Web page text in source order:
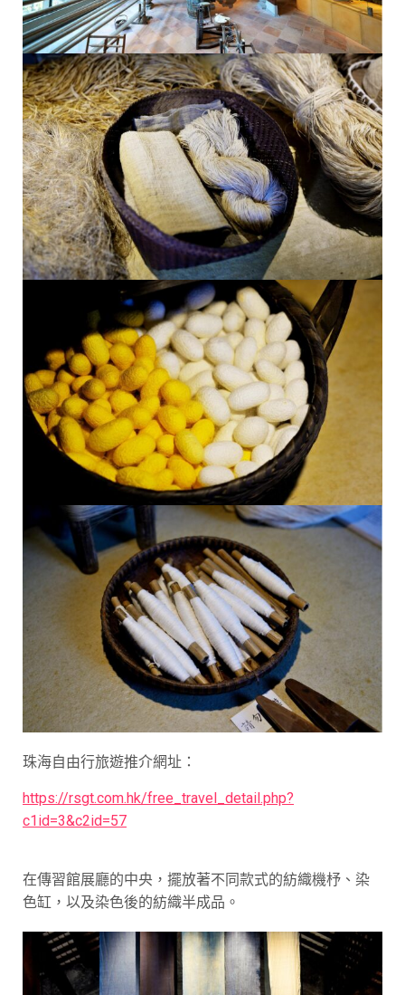
珠海自由行旅遊推介網址：
https://rsgt.com.hk/free_travel_detail.php?
c1id=3&c2id=57
在傳習館展廳的中央，擺放著不同款式的紡織機杼、染
色缸，以及染色後的紡織半成品。